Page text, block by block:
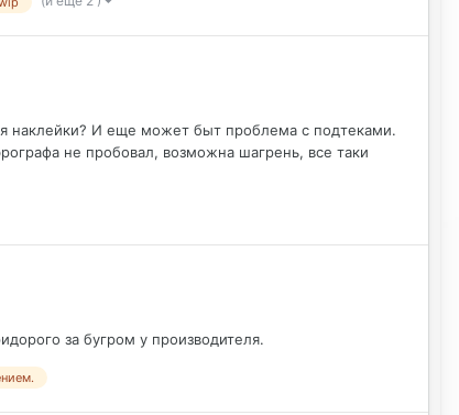
наклейки? И еще может быт проблема с подтеками.
не пробовал, возможна шагрень, все таки
за бугром у производителя.